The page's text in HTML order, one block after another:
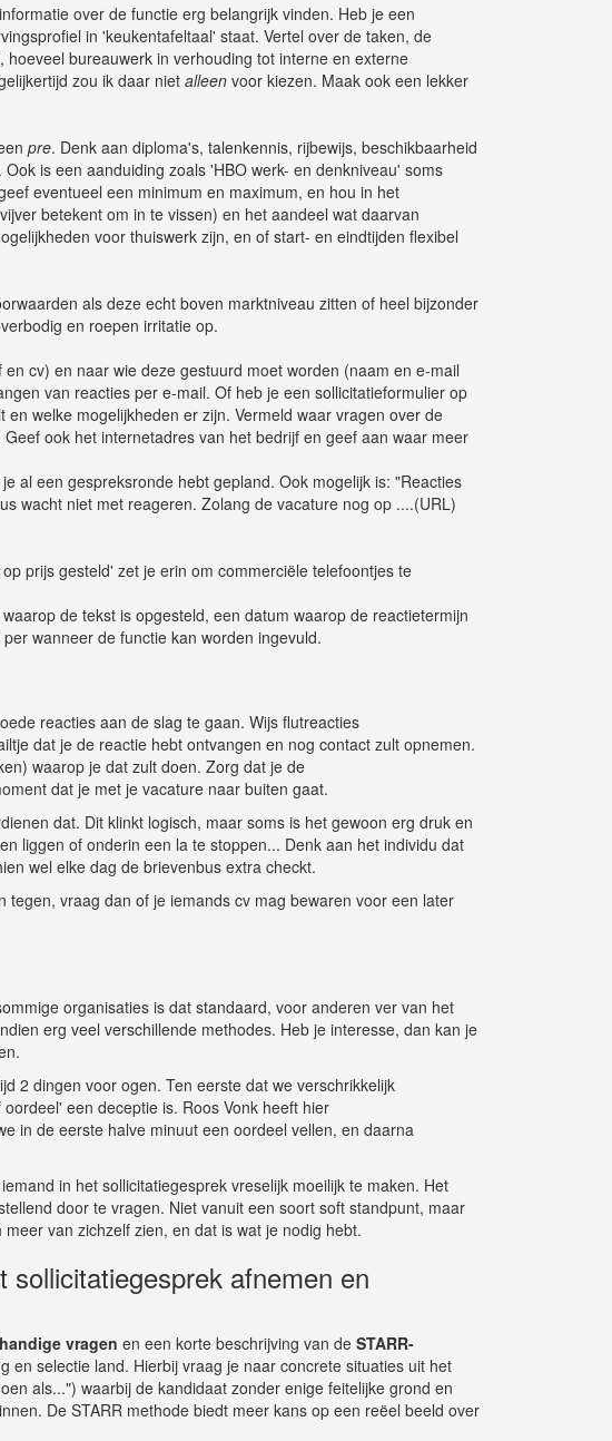
over de functie erg belangrijk vinden. Heb je een
in 'keukentafeltaal' staat. Vertel over de taken, de
bureauwerk in verhouding tot interne en externe
zou ik daar niet alleen voor kiezen. Maak ook een lekker
pre. Denk aan diploma's, talenkennis, rijbewijs, beschikbaarheid
is een aanduiding zoals 'HBO werk- en denkniveau' soms
eventueel een minimum en maximum, en hou in het
betekent om in te vissen) en het aandeel wat daarvan
voor thuiswerk zijn, en of start- en eindtijden flexibel
als deze echt boven marktniveau zitten of heel bijzonder
en roepen irritatie op.
cv) en naar wie deze gestuurd moet worden (naam en e-mail
van reacties per e-mail. Of heb je een sollicitatieformulier op
welke mogelijkheden er zijn. Vermeld waar vragen over de
ook het internetadres van het bedrijf en geef aan waar meer
al een gespreksronde hebt gepland. Ook mogelijk is: "Reacties
wacht niet met reageren. Zolang de vacature nog op ....(URL)
prijs gesteld' zet je erin om commerciële telefoontjes te
de tekst is opgesteld, een datum waarop de reactietermijn
wanneer de functie kan worden ingevuld.
reacties aan de slag te gaan. Wijs flutreacties
dat je de reactie hebt ontvangen en nog contact zult opnemen.
waarop je dat zult doen. Zorg dat je de
dat je met je vacature naar buiten gaat.
dat. Dit klinkt logisch, maar soms is het gewoon erg druk en
liggen of onderin een la te stoppen... Denk aan het individu dat
wel elke dag de brievenbus extra checkt.
vraag dan of je iemands cv mag bewaren voor een later
organisaties is dat standaard, voor anderen ver van het
erg veel verschillende methodes. Heb je interesse, dan kan je
2 dingen voor ogen. Ten eerste dat we verschrikkelijk
een deceptie is. Roos Vonk heeft hier
in de eerste halve minuut een oordeel vellen, en daarna
in het sollicitatiegesprek vreselijk moeilijk te maken. Het
door te vragen. Niet vanuit een soort soft standpunt, maar
van zichzelf zien, en dat is wat je nodig hebt.
afnemen en
handige vragen en een korte beschrijving van de STARR-
en selectie land. Hierbij vraag je naar concrete situaties uit het
als...") waarbij de kandidaat zonder enige feitelijke grond en
De STARR methode biedt meer kans op een reëel beeld over